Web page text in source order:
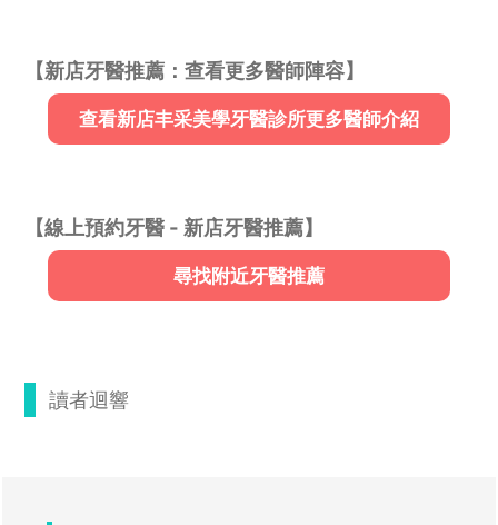
【新店牙醫推薦：查看更多醫師陣容】
查看新店丰采美學牙醫診所更多醫師介紹
【線上預約牙醫 - 新店牙醫推薦】
尋找附近牙醫推薦
讀者迴響